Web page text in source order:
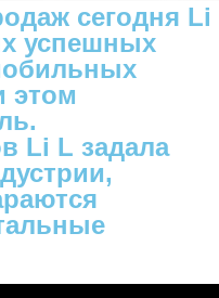
сегодня Li
успешных
этом
Li L задала